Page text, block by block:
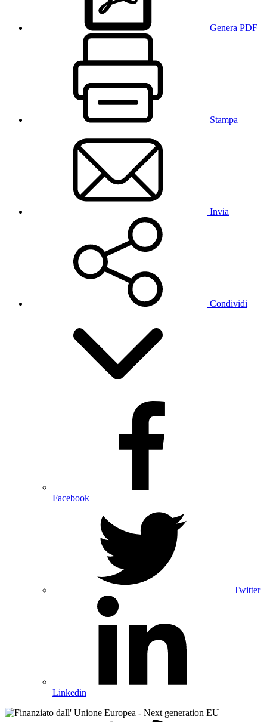
Genera PDF
Stampa
Invia
Condividi
Facebook
Twitter
Linkedin